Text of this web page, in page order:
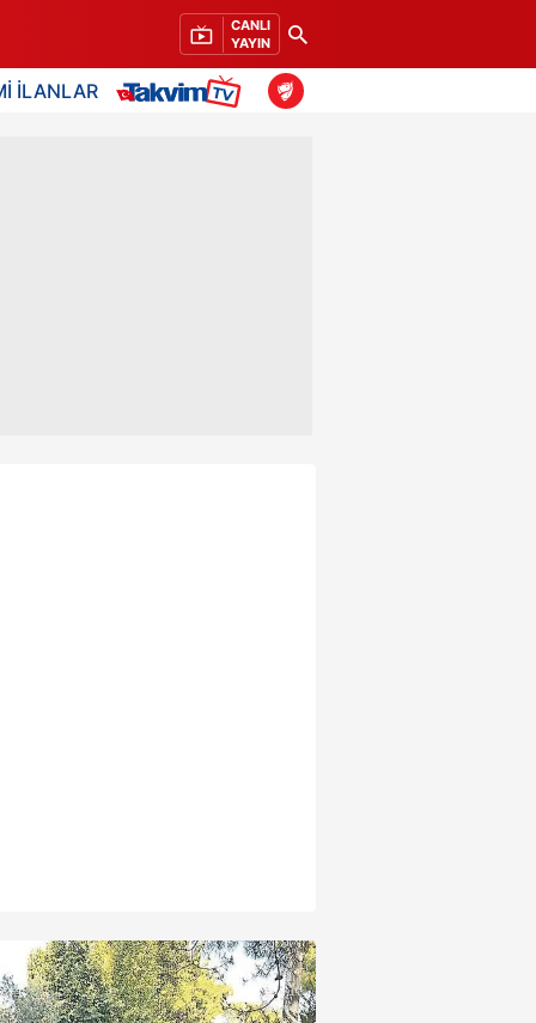
CANLI
YAYIN
İLANLAR